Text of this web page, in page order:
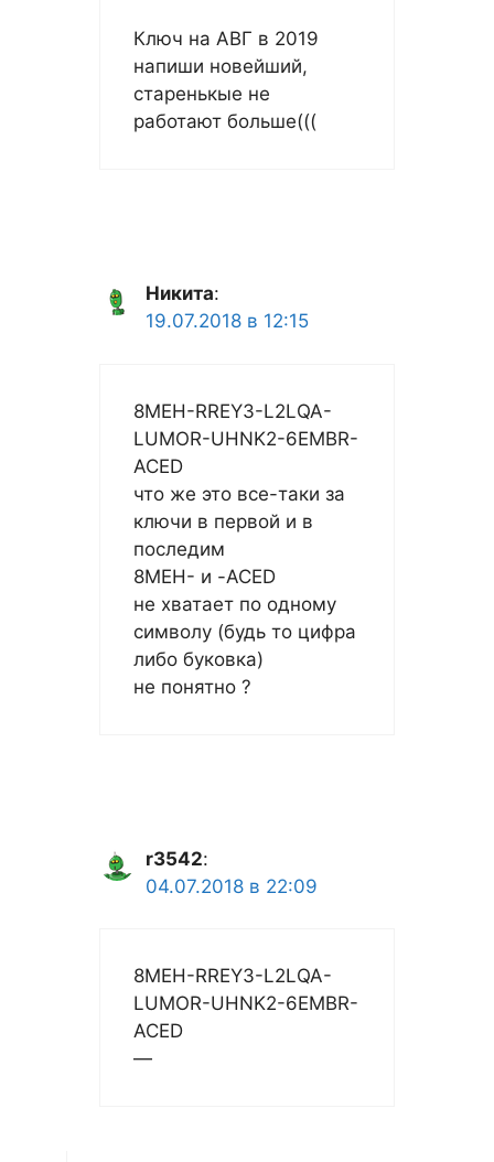
Ключ на АВГ в 2019
напиши новейший,
старенькые не
работают больше(((
Никита:
19.07.2018 в 12:15
8MEH-RREY3-L2LQA-
LUMOR-UHNK2-6EMBR-
ACED
что же это все-таки за
ключи в первой и в
последим
8MEH- и -ACED
не хватает по одному
символу (будь то цифра
либо буковка)
не понятно ?
r3542:
04.07.2018 в 22:09
8MEH-RREY3-L2LQA-
LUMOR-UHNK2-6EMBR-
ACED
—